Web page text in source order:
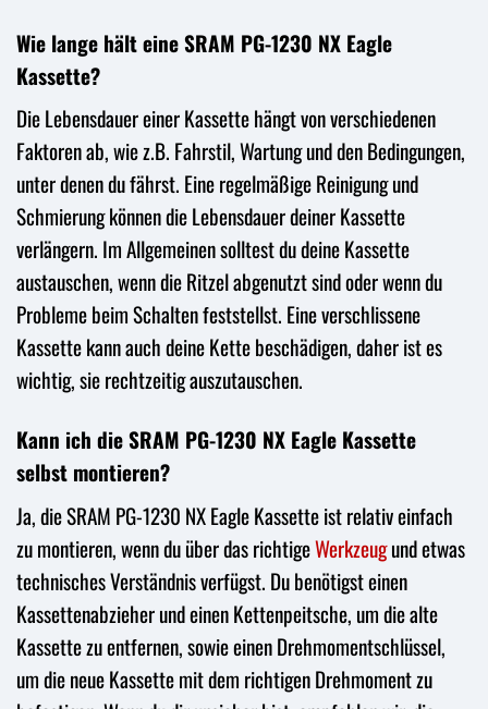
Wie lange hält eine SRAM PG-1230 NX Eagle
Kassette?
Die Lebensdauer einer Kassette hängt von verschiedenen
Faktoren ab, wie z.B. Fahrstil, Wartung und den Bedingungen,
unter denen du fährst. Eine regelmäßige Reinigung und
Schmierung können die Lebensdauer deiner Kassette
verlängern. Im Allgemeinen solltest du deine Kassette
austauschen, wenn die Ritzel abgenutzt sind oder wenn du
Probleme beim Schalten feststellst. Eine verschlissene
Kassette kann auch deine Kette beschädigen, daher ist es
wichtig, sie rechtzeitig auszutauschen.
Kann ich die SRAM PG-1230 NX Eagle Kassette
selbst montieren?
Ja, die SRAM PG-1230 NX Eagle Kassette ist relativ einfach
zu montieren, wenn du über das richtigeWerkzeugund etwas
technisches Verständnis verfügst. Du benötigst einen
Kassettenabzieher und einen Kettenpeitsche, um die alte
Kassette zu entfernen, sowie einen Drehmomentschlüssel,
um die neue Kassette mit dem richtigen Drehmoment zu